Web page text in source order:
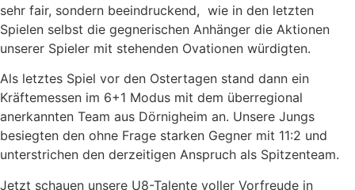
sehr fair, sondern beeindruckend, wie in den letzten
Spielen selbst die gegnerischen Anhänger die Aktionen
unserer Spieler mit stehenden Ovationen würdigten.
Als letztes Spiel vor den Ostertagen stand dann ein
Kräftemessen im 6+1 Modus mit dem überregional
anerkannten Team aus Dörnigheim an. Unsere Jungs
besiegten den ohne Frage starken Gegner mit 11:2 und
unterstrichen den derzeitigen Anspruch als Spitzenteam.
Jetzt schauen unsere U8-Talente voller Vorfreude in